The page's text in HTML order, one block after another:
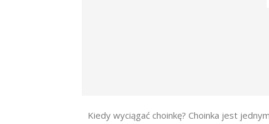
Kiedy wyciągać choinkę? Choinka jest